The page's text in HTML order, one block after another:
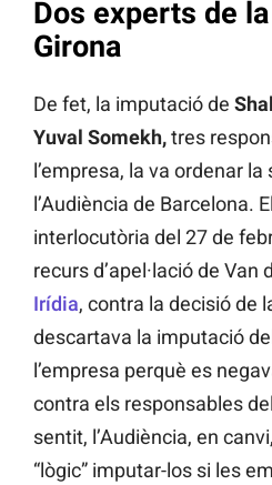
Dos experts de
Girona
De fet, la imputació de
Yuval Somekh,tres
l’empresa, la va ordenar
l’Audiència de Barcelona.
interlocutòria del 27 de
recurs d’apel·lació de
Irídia, contra la decisió de
descartava la imputació
l’empresa perquè es
contra els responsables
sentit, l’Audiència, en
“lògic” imputar-los si les